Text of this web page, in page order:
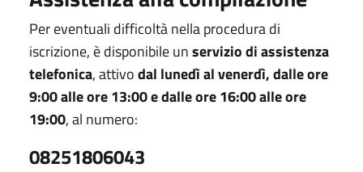
Per eventuali difficoltà nella procedura di
iscrizione, è disponibile unservizio di assistenza
telefonica, attivodal lunedì al venerdì, dalle ore
9:00 alle ore 13:00 e dalle ore 16:00 alle ore
19:00, al numero:
08251806043